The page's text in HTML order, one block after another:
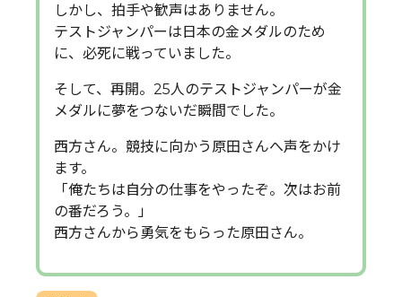
しかし、拍手や歓声はありません。
テストジャンパーは日本の金メダルのため
に、必死に戦っていました。
そして、再開。25人のテストジャンパーが金
メダルに夢をつないだ瞬間でした。
西方さん。競技に向かう原田さんへ声をかけ
ます。
「俺たちは自分の仕事をやったぞ。次はお前
の番だろう。」
西方さんから勇気をもらった原田さん。